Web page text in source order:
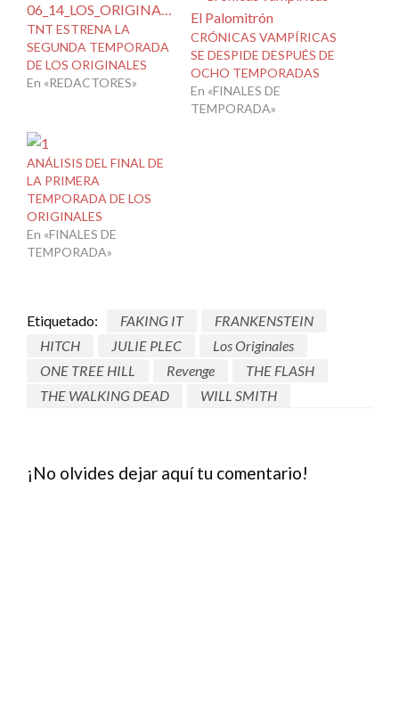
TNT ESTRENA LA
SEGUNDA TEMPORADA
DE LOS ORIGINALES
En «REDACTORES»
CRÓNICAS VAMPÍRICAS
SE DESPIDE DESPUÉS DE
OCHO TEMPORADAS
En «FINALES DE
TEMPORADA»
ANÁLISIS DEL FINAL DE
LA PRIMERA
TEMPORADA DE LOS
ORIGINALES
En «FINALES DE
TEMPORADA»
Etiquetado: FAKING IT
FRANKENSTEIN
HITCH
JULIE PLEC
Los Originales
ONE TREE HILL
Revenge
THE FLASH
THE WALKING DEAD
WILL SMITH
¡No olvides dejar aquí tu comentario!